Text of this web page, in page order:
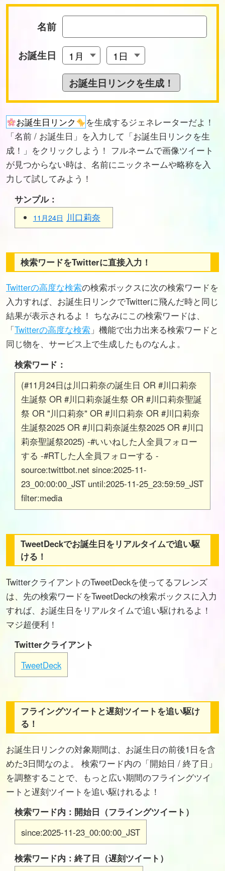
名前
お誕生日
お誕生日リンク
を生成するジェネレーターだよ！
「名前 / お誕生日」を入力して「お誕生日リンクを生
成！」をクリックしよう！ フルネームで画像ツイート
が見つからない時は、名前にニックネームや略称を入
力して試してみよう！
サンプル：
11月24日 川口莉奈
検索ワードをTwitterに直接入力！
Twitterの高度な検索の検索ボックスに次の検索ワードを
入力すれば、お誕生日リンクでTwitterに飛んだ時と同じ
結果が表示されるよ！ ちなみにこの検索ワードは、
「Twitterの高度な検索 」機能で出力出来る検索ワードと
同じ物を、サービス上で生成したものなんよ。
検索ワード：
(#11月24日は川口莉奈の誕生日 OR #川口莉奈
生誕祭 OR #川口莉奈誕生祭 OR #川口莉奈聖誕
祭 OR "川口莉奈" OR #川口莉奈 OR #川口莉奈
生誕祭2025 OR #川口莉奈誕生祭2025 OR #川口
莉奈聖誕祭2025) -#いいねした人全員フォロー
する -#RTした人全員フォローする -
source:twittbot.net since:2025-11-
23_00:00:00_JST until:2025-11-25_23:59:59_JST
filter:media
TweetDeckでお誕生日をリアルタイムで追い駆
ける！
TwitterクライアントのTweetDeckを使ってるフレンズ
は、先の検索ワードをTweetDeckの検索ボックスに入力
すれば、お誕生日をリアルタイムで追い駆けれるよ！
マジ超便利！
Twitterクライアント
TweetDeck
フライングツイートと遅刻ツイートを追い駆け
る！
お誕生日リンクの対象期間は、お誕生日の前後1日を含
めた3日間なのよ。 検索ワード内の「開始日 / 終了日」
を調整することで、もっと広い期間のフライングツイ
ートと遅刻ツイートを追い駆けれるよ！
検索ワード内：開始日（フライングツイート）
since:2025-11-23_00:00:00_JST
検索ワード内：終了日（遅刻ツイート）